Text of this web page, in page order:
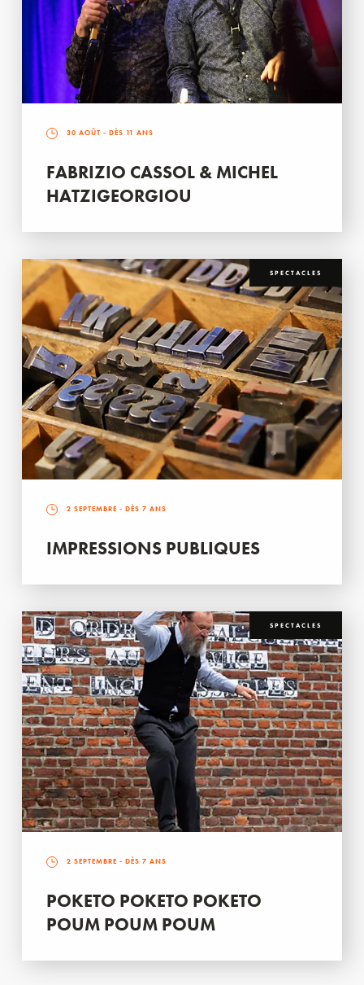
30 AOÛT - DÈS 11 ANS
FABRIZIO CASSOL & MICHEL
HATZIGEORGIOU
SPECTACLES
2 SEPTEMBRE - DÈS 7 ANS
IMPRESSIONS PUBLIQUES
SPECTACLES
2 SEPTEMBRE - DÈS 7 ANS
POKETO POKETO POKETO
POUM POUM POUM